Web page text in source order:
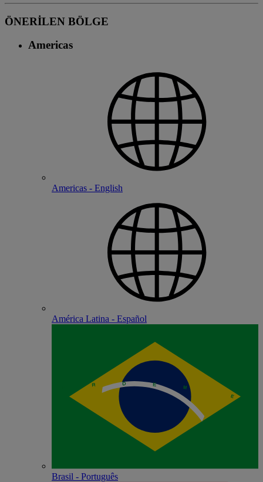
ÖNERİLEN BÖLGE
Americas
Americas - English
América Latina - Español
Brasil - Português